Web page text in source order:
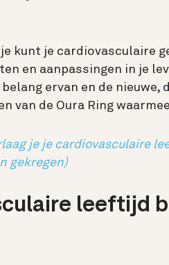
kunt je cardiovasculaire
en aanpassingen in je
belang ervan en de
van de Oura Ring
je je cardiovasculaire
gekregen)
leeftijd